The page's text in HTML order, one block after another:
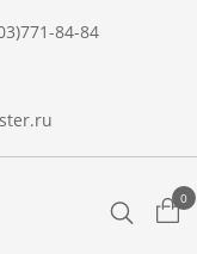
84-84
0